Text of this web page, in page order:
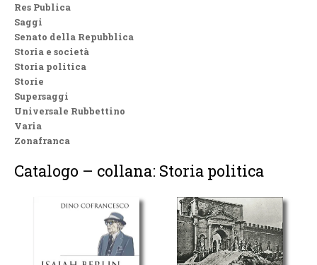
Res Publica
Saggi
Senato della Repubblica
Storia e società
Storia politica
Storie
Supersaggi
Universale Rubbettino
Varia
Zonafranca
Catalogo – collana: Storia politica